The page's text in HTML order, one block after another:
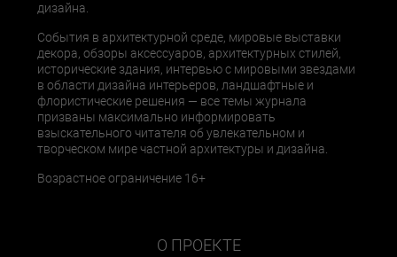
дизайна.
События в архитектурной среде, мировые выставки
декора, обзоры аксессуаров, архитектурных стилей,
исторические здания, интервью с мировыми звездами
в области дизайна интерьеров, ландшафтные и
флористические решения — все темы журнала
призваны максимально информировать
взыскательного читателя об увлекательном и
творческом мире частной архитектуры и дизайна.
Возрастное ограничение 16+
О ПРОЕКТЕ